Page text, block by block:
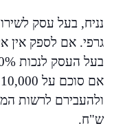
נניח, בעל עסק
ש"ח.